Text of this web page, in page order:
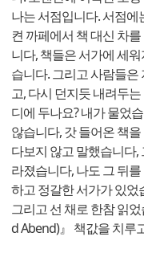
나는 서점입니다. 서점에
켠 까페에서 책 대신 차
니다, 책들은 서가에 세
습니다. 그리고 사람들은
고, 다시 던지듯 내려두
디에 두나요? 내가 물었
않습니다, 갓 들어온 책
다보지 않고 말했습니다
라졌습니다, 나도 그 뒤
하고 정갈한 서가가 있었
그리고 선 채로 한참 읽
d Abend)』 책값을 치루